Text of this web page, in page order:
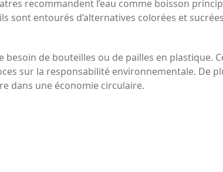
recommandent l’eau comme boisson
sont entourés d’alternatives colorées et
de bouteilles ou de pailles en plastique.
sur la responsabilité environnementale. De
dans une économie circulaire.